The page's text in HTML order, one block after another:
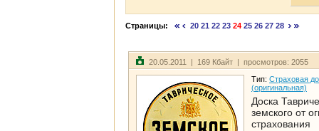
Страницы: 20 21 22 23 24 25 26 27 28
20.05.2011 | 169 Кбайт | просмотров: 2055
Тип: Страховая
(оригинальная)
Доска
земского от
страхования